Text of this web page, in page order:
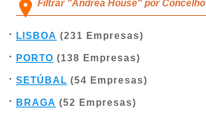
Filtrar "Andrea House" por Concelho
LISBOA (231 Empresas)
PORTO (138 Empresas)
SETÚBAL (54 Empresas)
BRAGA (52 Empresas)